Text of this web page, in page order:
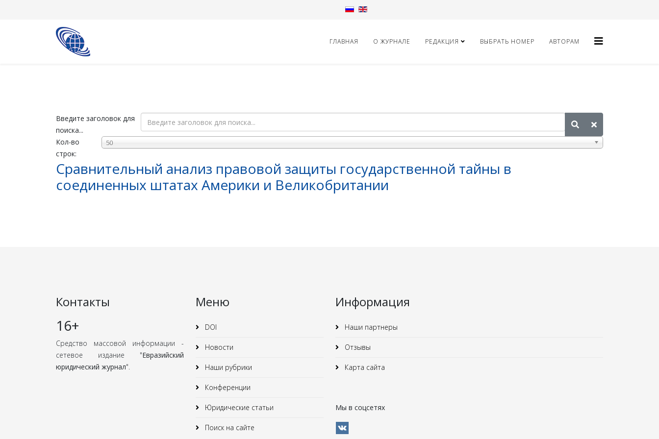
ГЛАВНАЯ О ЖУРНАЛЕ РЕДАКЦИЯ ВЫБРАТЬ НОМЕР АВТОРАМ
Введите заголовок для
поиска...
Кол-во
строк:
50
Сравнительный анализ правовой защиты государственной тайны в
соединенных штатах Америки и Великобритании
Контакты
16+
Средство массовой информации -
сетевое издание "Евразийский
юридический журнал".
Меню
DOI
Новости
Наши рубрики
Конференции
Юридические статьи
Поиск на сайте
Информация
Наши партнеры
Отзывы
Карта сайта
Мы в соцсетях